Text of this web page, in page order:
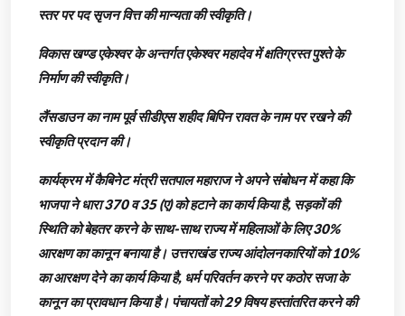
स्तर पर पद सृजन वित्त की मान्यता की स्वीकृति।
विकास खण्ड एकेश्वर के अन्तर्गत एकेश्वर महादेव में क्षतिग्रस्त पुश्ते के
निर्माण की स्वीकृति।
लैंसडाउन का नाम पूर्व सीडीएस शहीद बिपिन रावत के नाम पर रखने की
स्वीकृति प्रदान की।
कार्यक्रम में कैबिनेट मंत्री सतपाल महाराज ने अपने संबोधन में कहा कि
भाजपा ने धारा 370 व 35 (ए) को हटाने का कार्य किया है, सड़कों की
स्थिति को बेहतर करने के साथ-साथ राज्य में महिलाओं के लिए 30%
आरक्षण का कानून बनाया है। उत्तराखंड राज्य आंदोलनकारियों को 10%
का आरक्षण देने का कार्य किया है, धर्म परिवर्तन करने पर कठोर सजा के
कानून का प्रावधान किया है। पंचायतों को 29 विषय हस्तांतरित करने की